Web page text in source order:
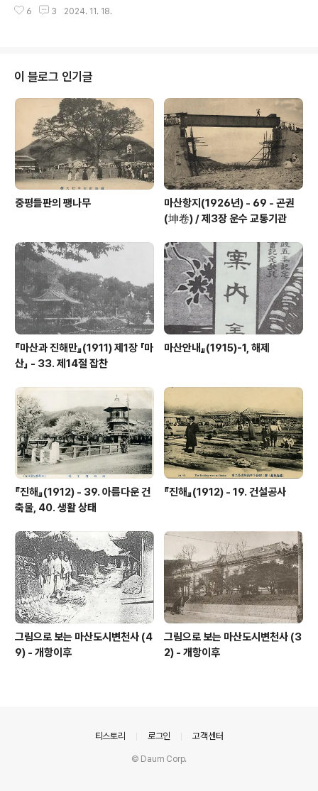
아 이전의 한촌(寒村)은 다른 곳에 비교할 수 없을 만큼 일
번해질 것이라는 예상 아래 이에 부수할 사업을 계획하는
嘉太郞) 두 사람의 800평, 도쿄 가네코 치호(金子千芳)
의 우유 착취장 1,000평 등인데, 앞의 세라 씨는 꽤 넓은
주물공장을 설치해 군항은 물론 시내외의 모든 수요에 응
하는 한편, 재목상 및 토공구용 철물상도 경영할 계획이라
고 한다. 또한 덕산리에는 세관감시원이 출장을 하고 있
다. 올해 안에 감시서를 건설하게..
6 3 2024. 11. 18.
이 블로그 인기글
중평들판의 팽나무
마산항지(1926년) - 69 - 곤권
(坤卷) / 제3장 운수 교통기관
『마산과 진해만』(1911) 제1장 「마
산」 - 33. 제14절 잡찬
마산안내』(1915)-1, 해제
『진해』(1912) - 39. 아름다운 건
축물, 40. 생활 상태
『진해』(1912) - 19. 건설공사
그림으로 보는 마산도시변천사 (4
9) - 개항이후
그림으로 보는 마산도시변천사 (3
2) - 개항이후
티스토리 로그인 고객센터
© Daum Corp.